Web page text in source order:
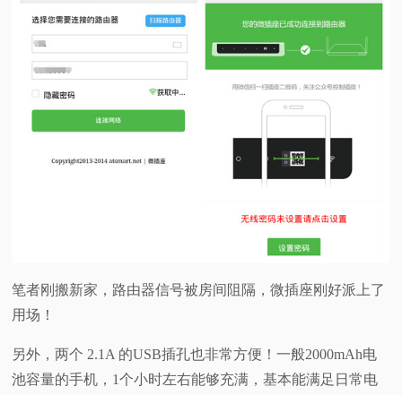
笔者刚搬新家，路由器信号被房间阻隔，微插座刚好派上了
用场！
另外，两个 2.1A 的USB插孔也非常方便！一般2000mAh电
池容量的手机，1个小时左右能够充满，基本能满足日常电